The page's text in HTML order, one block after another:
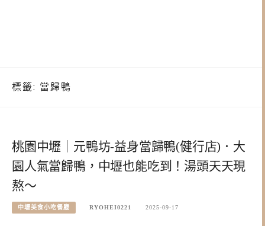
標籤: 當歸鴨
桃園中壢｜元鴨坊-益身當歸鴨(健行店)．大
園人氣當歸鴨，中壢也能吃到！湯頭天天現
熬～
中壢美食小吃餐廳 RYOHEI0221 2025-09-17